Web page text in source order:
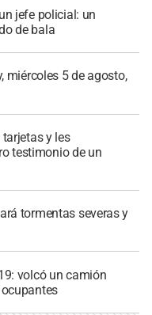
jefe policial: un
de bala
miércoles 5 de agosto,
y les
testimonio de un
tormentas severas y
volcó un camión